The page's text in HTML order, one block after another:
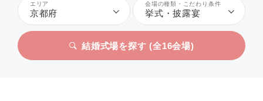
エリア
京都府
会場の種類・こだわり条件
挙式・披露宴
結婚式場を探す (全16会場)